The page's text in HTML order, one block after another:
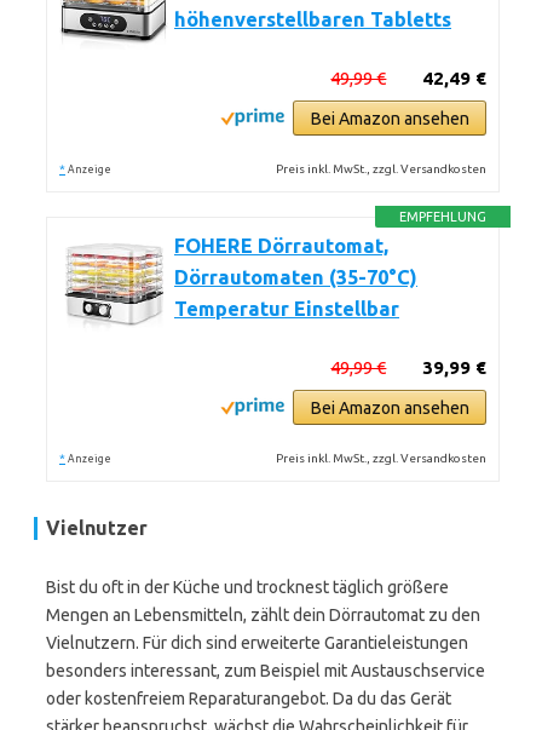
höhenverstellbaren Tabletts
42,49 €
49,99 €
Bei Amazon ansehen
* Anzeige Preis inkl. MwSt., zzgl. Versandkosten
EMPFEHLUNG
FOHERE Dörrautomat,
Dörrautomaten (35-70°C)
Temperatur Einstellbar
39,99 €
49,99 €
Bei Amazon ansehen
* Anzeige Preis inkl. MwSt., zzgl. Versandkosten
Vielnutzer
Bist du oft in der Küche und trocknest täglich größere
Mengen an Lebensmitteln, zählt dein Dörrautomat zu den
Vielnutzern. Für dich sind erweiterte Garantieleistungen
besonders interessant, zum Beispiel mit Austauschservice
oder kostenfreiem Reparaturangebot. Da du das Gerät